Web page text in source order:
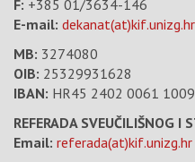
F: +385 01/3634-146
E-mail: dekanat(at)kif.unizg.hr
MB: 3274080
OIB: 25329931628
IBAN: HR45 2402 0061
REFERADA SVEUČILIŠNOG I
Email: referada(at)kif.unizg.hr